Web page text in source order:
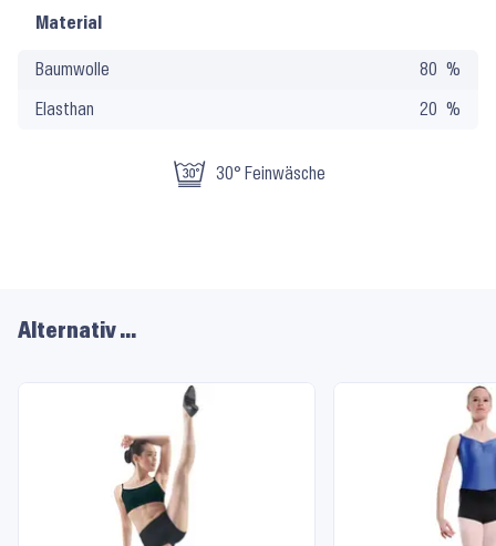
Material
Pflege
Material
Baumwolle 80
Elasthan 20
30° Feinwäsche
Alternativ …